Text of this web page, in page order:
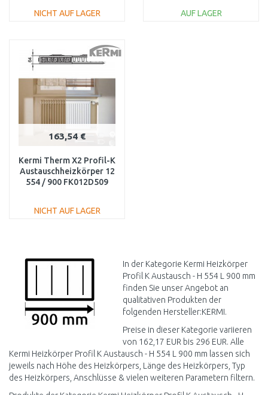
NICHT AUF LAGER
Vergleichen
AUF LAGER
163,54 €
Kermi Therm X2 Profil-K
Austauschheizkörper 12
554 / 900 FK012D509
NICHT AUF LAGER
Vergleichen
In der Kategorie Kermi Heizkörper
Profil K Austausch - H 554 L 900 mm
finden Sie unser Angebot an
qualitativen Produkten der
folgenden Hersteller:KERMI.
Preise in dieser Kategorie variieren
von 162,17 EUR bis 296 EUR. Alle
Kermi Heizkörper Profil K Austausch - H 554 L 900 mm lassen sich
jeweils nach Höhe des Heizkörpers, Länge des Heizkörpers, Typ
des Heizkörpers, Anschlüsse & vielen weiteren Parametern filtern.